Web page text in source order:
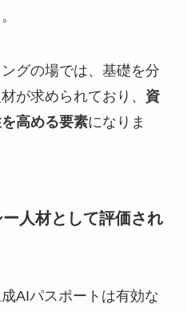
グの場では、基礎を分
が求められており、 資
高める要素になりま
人材として評価され
AIパスポートは有効な